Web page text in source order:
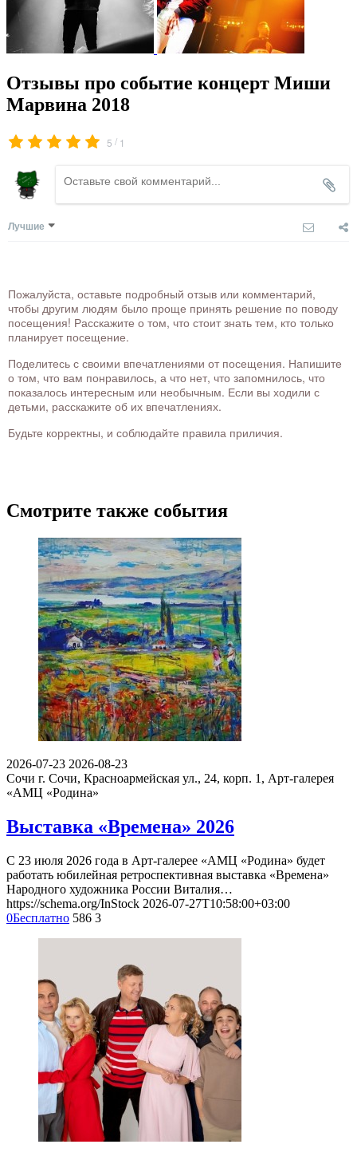
Отзывы про событие концерт Миши
Марвина 2018
5 / 1
Лучшие
Пожалуйста, оставьте подробный отзыв или комментарий,
чтобы другим людям было проще принять решение по поводу
посещения! Расскажите о том, что стоит знать тем, кто только
планирует посещение.
Поделитесь с своими впечатлениями от посещения. Напишите
о том, что вам понравилось, а что нет, что запомнилось, что
показалось интересным или необычным. Если вы ходили с
детьми, расскажите об их впечатлениях.
Будьте корректны, и соблюдайте правила приличия.
Смотрите также события
2026-07-23 2026-08-23
Сочи г. Сочи, Красноармейская ул., 24, корп. 1, Арт-галерея
«АМЦ «Родина»
Выставка «Времена» 2026
С 23 июля 2026 года в Арт-галерее «АМЦ «Родина» будет
работать юбилейная ретроспективная выставка «Времена»
Народного художника России Виталия…
https://schema.org/InStock 2026-07-27T10:58:00+03:00
0Бесплатно 586 3